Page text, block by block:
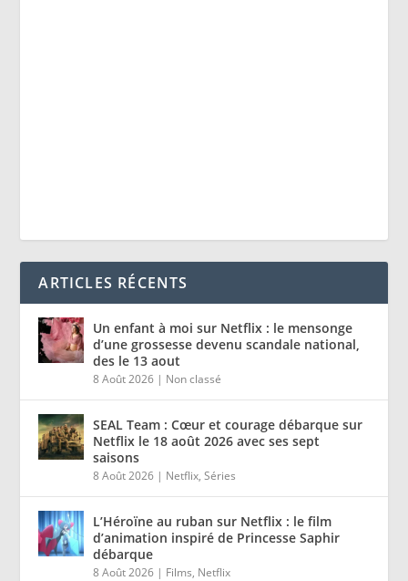
ARTICLES RÉCENTS
Un enfant à moi sur Netflix : le mensonge
d’une grossesse devenu scandale national,
des le 13 aout
8 Août 2026 | Non classé
SEAL Team : Cœur et courage débarque sur
Netflix le 18 août 2026 avec ses sept
saisons
8 Août 2026 | Netflix,Séries
L’Héroïne au ruban sur Netflix : le film
d’animation inspiré de Princesse Saphir
débarque
8 Août 2026 | Films, Netflix